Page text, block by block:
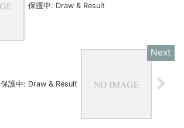
保護中: Draw & Result
保護中: Draw & Result